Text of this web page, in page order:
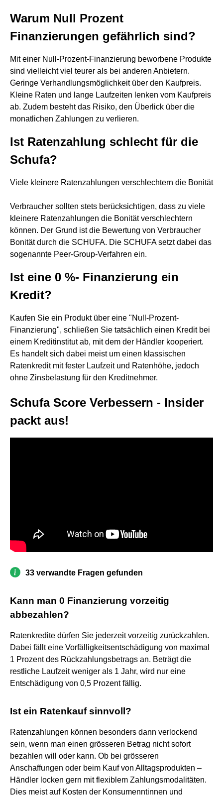
Warum Null Prozent
Finanzierungen gefährlich sind?
Mit einer Null-Prozent-Finanzierung beworbene Produkte
sind vielleicht viel teurer als bei anderen Anbietern.
Geringe Verhandlungsmöglichkeit über den Kaufpreis.
Kleine Raten und lange Laufzeiten lenken vom Kaufpreis
ab. Zudem besteht das Risiko, den Überlick über die
monatlichen Zahlungen zu verlieren.
Ist Ratenzahlung schlecht für die
Schufa?
Viele kleinere Ratenzahlungen verschlechtern die Bonität
Verbraucher sollten stets berücksichtigen, dass zu viele
kleinere Ratenzahlungen die Bonität verschlechtern
können. Der Grund ist die Bewertung von Verbraucher
Bonität durch die SCHUFA. Die SCHUFA setzt dabei das
sogenannte Peer-Group-Verfahren ein.
Ist eine 0 %- Finanzierung ein
Kredit?
Kaufen Sie ein Produkt über eine "Null-Prozent-
Finanzierung", schließen Sie tatsächlich einen Kredit bei
einem Kreditinstitut ab, mit dem der Händler kooperiert.
Es handelt sich dabei meist um einen klassischen
Ratenkredit mit fester Laufzeit und Ratenhöhe, jedoch
ohne Zinsbelastung für den Kreditnehmer.
Schufa Score Verbessern - Insider
packt aus!
33 verwandte Fragen gefunden
Kann man 0 Finanzierung vorzeitig
abbezahlen?
Ratenkredite dürfen Sie jederzeit vorzeitig zurückzahlen.
Dabei fällt eine Vorfälligkeitsentschädigung von maximal
1 Prozent des Rückzahlungsbetrags an. Beträgt die
restliche Laufzeit weniger als 1 Jahr, wird nur eine
Entschädigung von 0,5 Prozent fällig.
Ist ein Ratenkauf sinnvoll?
Ratenzahlungen können besonders dann verlockend
sein, wenn man einen grösseren Betrag nicht sofort
bezahlen will oder kann. Ob bei grösseren
Anschaffungen oder beim Kauf von Alltagsprodukten –
Händler locken gern mit flexiblem Zahlungsmodalitäten.
Dies meist auf Kosten der Konsumenntinnen und